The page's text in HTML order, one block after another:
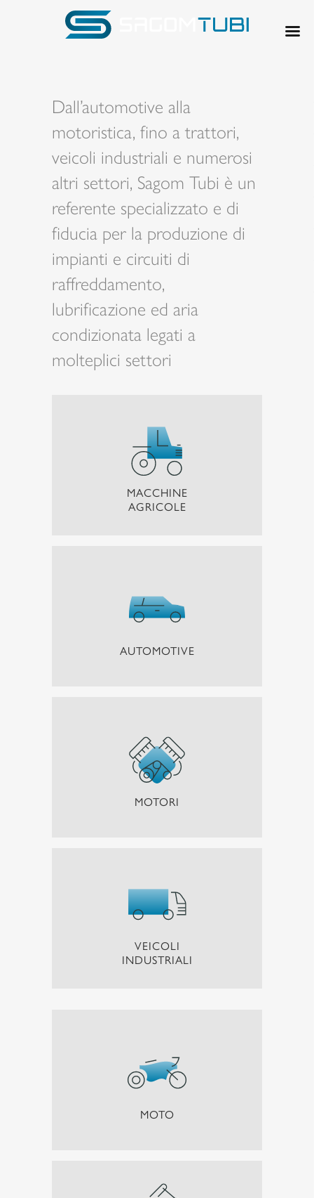
Dall’automotive alla
motoristica, fino a trattori,
veicoli industriali e numerosi
altri settori, Sagom Tubi è un
referente specializzato e di
fiducia per la produzione di
impianti e circuiti di
raffreddamento,
lubrificazione ed aria
condizionata legati a
molteplici settori
MACCHINE
AGRICOLE
AUTOMOTIVE
MOTORI
VEICOLI
INDUSTRIALI
MOTO